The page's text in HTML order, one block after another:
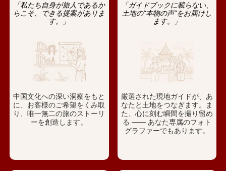
「私たち自身が旅人であるか
らこそ、できる提案がありま
す。」
中国文化への深い洞察をもと
に、お客様のご希望をくみ取
り、唯一無二の旅のストーリ
ーを創造します。
「ガイドブックに載らない、
土地の“本物の声”をお届けし
ます。」
厳選された現地ガイドが、あ
なたと土地をつなぎます。ま
た、心に刻む瞬間を撮り留め
る —— あなた専属のフォト
グラファーでもあります。